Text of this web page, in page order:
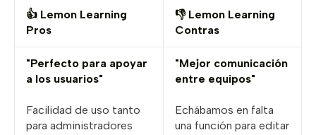
👍 Lemon Learning
Pros
👎 Lemon Learning
Contras
"Perfecto para apoyar
a los usuarios"
Facilidad de uso tanto
para administradores
"Mejor comunicación
entre equipos"
Echábamos en falta
una función para editar